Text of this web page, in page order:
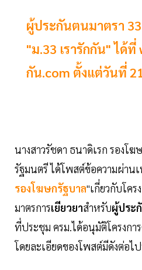
ผู้ประกันตนมาตรา
"ม.33 เรารักกัน" ได้ที่
กัน.com ตั้งแต่วันที่
นางสาวรัชดา ธนาดิเรก รองโ
รัฐมนตรี ได้โพสต์ข้อความผ่าน
รองโฆษกรัฐบาล"เกี่ยวกับโคร
มาตรการเยียวยาสำหรับผู้ประ
ที่ประชุม ครม.ได้อนุมัติโครงกา
โดยละเอียดของโพสต์มีดังต่อไ